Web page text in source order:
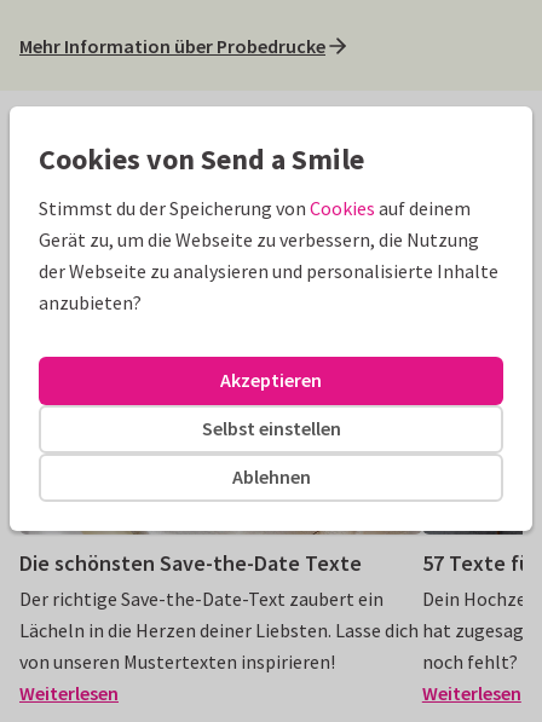
Mehr Information über Probedrucke
Hochzeitskarten Texte, Tipps und
Inspiration
Du bist noch auf der Suche nach Ideen für
Hochzeitstexte oder Inspiration für deine
Einladungskarten? Entdecke auf unserem Blog
um das Thema Hochzeit.
Mehr lesen
Die schönsten Save-the-Date Texte
Der richtige Save-the-Date-Text zaubert ein
Lächeln in die Herzen deiner Liebsten. Lasse dich
von unseren Mustertexten inspirieren!
Weiterlesen
57 Texte
Dein
hat zugesagt
noch fehlt?
Weiterlesen
Cookies von Send a Smile
Stimmst du der Speicherung von Cookies auf deinem
Gerät zu, um die Webseite zu verbessern, die Nutzung
der Webseite zu analysieren und personalisierte Inhalte
anzubieten?
Ablehnen
Selbst einstellen
Akzeptieren